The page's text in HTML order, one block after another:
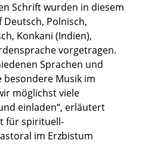
Schrift wurden in diesem
Polnisch,
Konkani (Indien),
vorgetragen.
Sprachen und
Musik im
möglichst viele
einladen“, erläutert
für spirituell-
im Erzbistum